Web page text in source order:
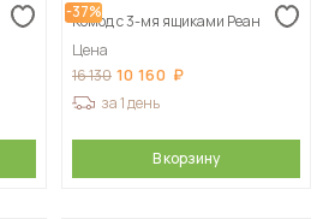
-37%
Комод с 3-мя ящиками Реан
Цена
16 130 10 160
за 1 день
В корзину